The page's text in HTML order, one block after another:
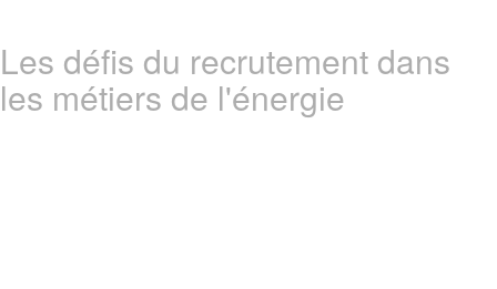
Les défis du recrutement dans
les métiers de l'énergie